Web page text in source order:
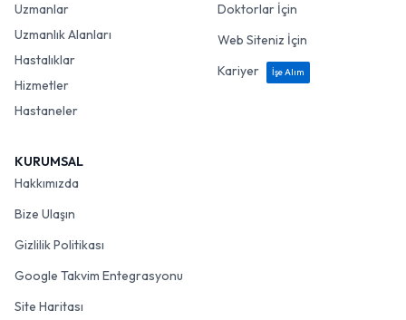
Uzmanlar
Uzmanlık Alanları
Hastalıklar
Hizmetler
Hastaneler
Doktorlar İçin
Web Siteniz İçin
Kariyer
İşe Alım
KURUMSAL
Hakkımızda
Bize Ulaşın
Gizlilik Politikası
Google Takvim Entegrasyonu
Site Haritası